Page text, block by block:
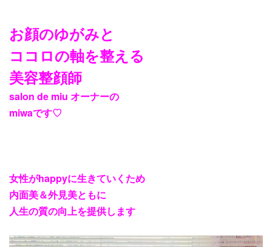
お顔のゆがみと
ココロの軸を整える
美容整顔師
salon de miu オーナーの
miwaです♡
女性がhappyに生きていくため
内面美＆外見美ともに
人生の質の向上を提供します